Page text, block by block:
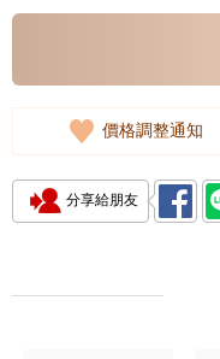
價格調整通知
分享給朋友